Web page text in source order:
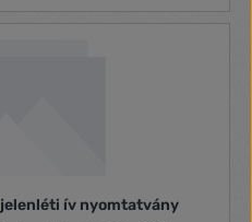
ív nyomtatvány